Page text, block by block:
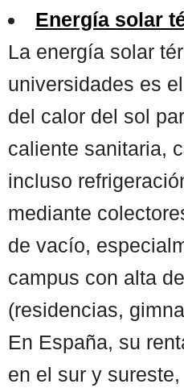
Energía solar
La energía solar
universidades es
del calor del sol
caliente sanitaria,
incluso
mediante
de vacío,
campus con alta
(residencias,
En España, su
en el sur y